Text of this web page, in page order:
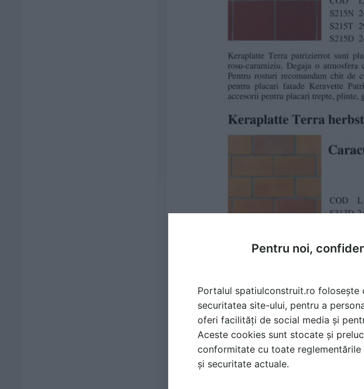
Pentru noi,
Portalul spatiulconstruit.ro
securitatea site-ului, pentru a
oferi facilități de social media și
Aceste cookies sunt stocate și
conformitate cu toate
și securitate actuale.